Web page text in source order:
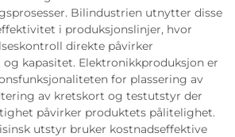
Bilindustrien utnytter disse
i produksjonslinjer, hvor
direkte påvirker
kapasitet. Elektronikkproduksjon er
for plassering av
av kretskort og testutstyr der
påvirker produktets pålitelighet.
utstyr bruker kostnadseffektive